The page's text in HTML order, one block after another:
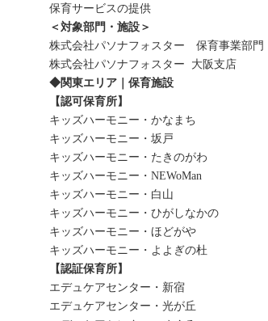
保育サービスの提供
＜対象部門・施設＞
株式会社パソナフォスター 保育事業部門
株式会社パソナフォスター 大阪支店
◆関東エリア｜保育施設
【認可保育所】
キッズハーモニー・かなまち
キッズハーモニー・坂戸
キッズハーモニー・たきのがわ
キッズハーモニー・NEWoMan
キッズハーモニー・白山
キッズハーモニー・ひがしなかの
キッズハーモニー・ほどがや
キッズハーモニー・よよぎの杜
【認証保育所】
エデュケアセンター・新宿
エデュケアセンター・光が丘